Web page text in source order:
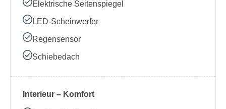
Elektrische Seitenspiegel
LED-Scheinwerfer
Regensensor
Schiebedach
Interieur – Komfort